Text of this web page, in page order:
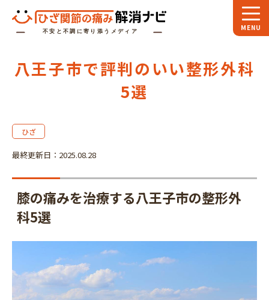
スペシャル 対談
ひざ関節ナビについて
八王子市で評判のいい整形外科
5選
ひざ
最終更新日：2025.08.28
膝の痛みを治療する八王子市の整形外
科5選